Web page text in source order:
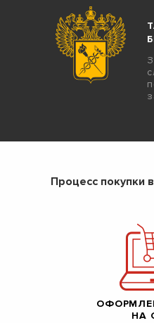
Процесс покупки
НА